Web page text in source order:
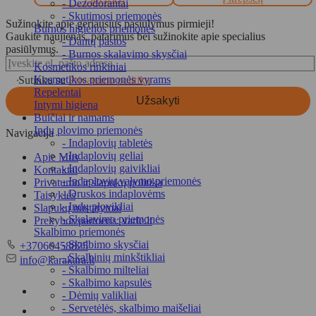
- Dezodorantai
- Skutimosi priemonės
Burnos higienos priemonės
- Dantų pastos
- Burnos skalavimo skysčiai
Kosmetikos rinkiniai
Kosmetikos priemonės vyrams
Repelentai
Intymi higiena
Buičiai ir namams
Indų plovimo priemonės
- Indaplovių tabletės
- Indaplovių geliai
- Indaplovių gaivikliai
- Indaplovių valymo priemonės
- Druskos indaplovėms
- Indų plovikliai
- Skalavimo priemonės
Skalbimo priemonės
- Skalbimo skysčiai
- Skalbinių minkštikliai
- Skalbimo milteliai
- Skalbimo kapsulės
- Dėmių valikliai
- Servetėlės, skalbimo maišeliai
Sužinokite apie geriausius pasiūlymus pirmieji!
Gaukite naujienas, patarimus bei sužinokite apie specialius
pasiūlymus.
Sutinku suPrivatumo politika
Užsakyti
Navigacija
Apie Mus
Kontaktai
Privatumo ir slapukų politika
Taisyklės
Slapukų nustatymai
Prekybos partneris: varle.lt
+37066458825Telefonas
info@karakara.ltEl.
paštas